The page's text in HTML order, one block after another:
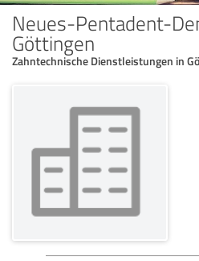
Neues-Pentadent-
Göttingen
Zahntechnische Dienstleistungen in